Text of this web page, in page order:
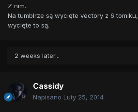
Z nim.
Na tumblrze są wycięte vectory z 6
wycięte to są.
2 weeks later...
Cassidy
Napisano Luty 25, 2014